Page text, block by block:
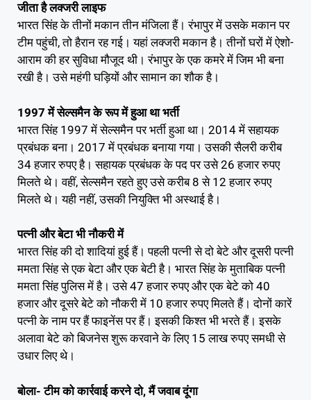
जीता है लक्जरी लाइफ
भारत सिंह के तीनों मकान तीन मंजिला हैं। रंभापुर में उसके मकान पर
टीम पहुंची, तो हैरान रह गई। यहां लक्जरी मकान है। तीनों घरों में ऐशो-
आराम की हर सुविधा मौजूद थी। रंभापुर के एक कमरे में जिम भी बना
रखी है। उसे महंगी घड़ियों और सामान का शौक है।
1997 में सेल्समैन के रूप में हुआ था भर्ती
भारत सिंह 1997 में सेल्समैन पर भर्ती हुआ था। 2014 में सहायक
प्रबंधक बना। 2017 में प्रबंधक बनाया गया। उसकी सैलरी करीब
34 हजार रुपए है। सहायक प्रबंधक के पद पर उसे 26 हजार रुपए
मिलते थे। वहीं, सेल्समैन रहते हुए उसे करीब 8 से 12 हजार रुपए
मिलते थे। यही नहीं, उसकी नियुक्ति भी अस्थाई है।
पत्नी और बेटा भी नौकरी में
भारत सिंह की दो शादियां हुई हैं। पहली पत्नी से दो बेटे और दूसरी पत्नी
ममता सिंह से एक बेटा और एक बेटी है। भारत सिंह के मुताबिक पत्नी
ममता सिंह पुलिस में है। उसे 47 हजार रुपए और एक बेटे को 40
हजार और दूसरे बेटे को नौकरी में 10 हजार रुपए मिलते हैं। दोनों कारें
पत्नी के नाम पर हैं फाइनेंस पर हैं। इसकी किश्त भी भरते हैं। इसके
अलावा बेटे को बिजनेस शुरू करवाने के लिए 15 लाख रुपए समधी से
उधार लिए थे।
बोला- टीम को कार्रवाई करने दो, मैं जवाब दूंगा